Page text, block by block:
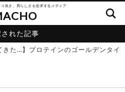
良さ、男らしさを追求するメディア
れた記事
きた…】プロテインのゴールデンタイ